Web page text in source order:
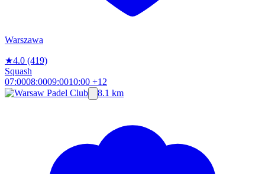
Warszawa
★4.0 (419)
Squash
07:0008:0009:0010:00 +12
8.1 km